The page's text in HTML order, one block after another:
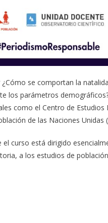
se comportan la
los parámetros
como el Centro de
de las Naciones Unidas
curso está dirigido
a los estudios de